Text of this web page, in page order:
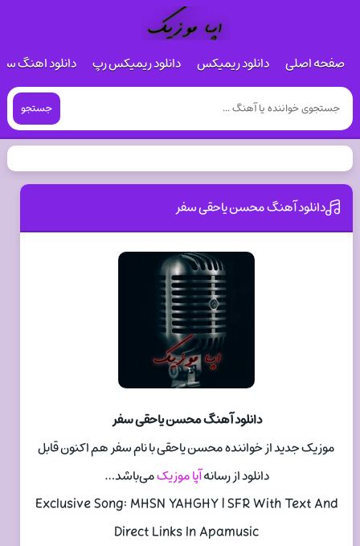
صفحه اصلی دانلود ریمیکس دانلود ریمیکس رپ دانلود اهنگ
جستجو
دانلود آهنگ محسن یاحقی سفر
دانلود آهنگ محسن یاحقی سفر
موزیک جدید از خواننده محسن یاحقی با نام سفر هم اکنون قابل
دانلود از رسانهآپا موزیکمی‌باشد…
Exclusive Song: MHSN YAHGHY | SFR With Text And
Direct Links In Apamusic